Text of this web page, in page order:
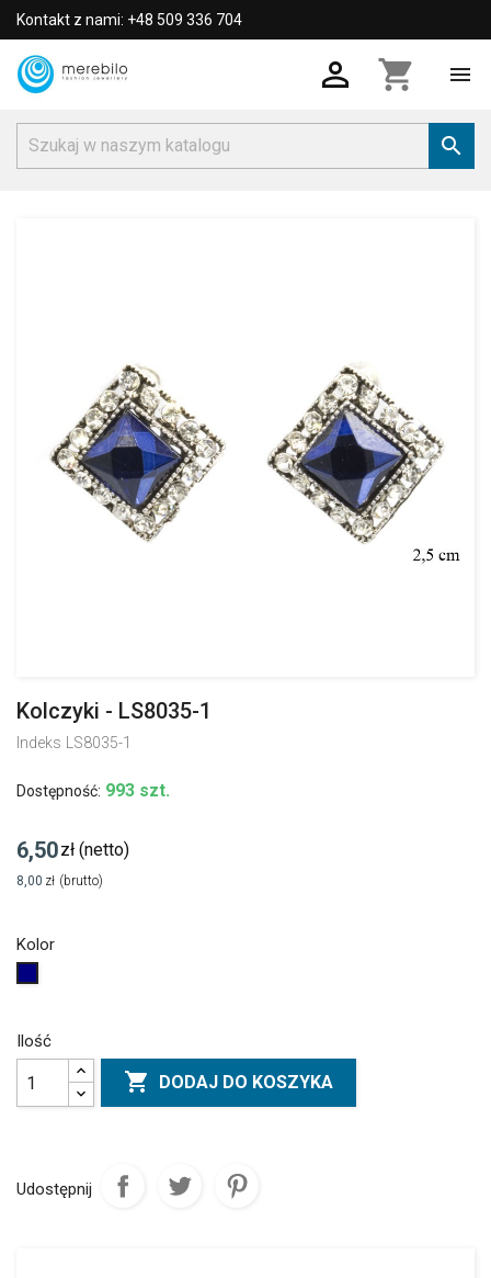
Kontakt z nami: +48 509 336 704
 shopping_cart 

Kolczyki - LS8035-1
Indeks LS8035-1
Dostępność: 993 szt.
6,50zł (netto)
8,00 zł (brutto)
Kolor
Ilość
 DODAJ DO KOSZYKA
Udostępnij